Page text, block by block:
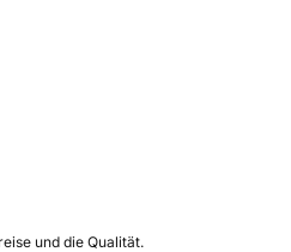
und die Qualität.